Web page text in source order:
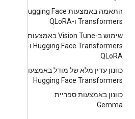
התאמה באמצעות Hugging Face
Transformers ו-QLo
RA
שימוש ב-Vision Tune באמצעות
Hugging Face Transformers ו-
QLoRA
כוונון עדין מלא של מודל באמצעות
Hugging Face Transformers
כוונון באמצעות ספריית
Gemma